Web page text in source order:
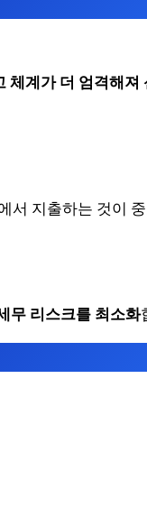
체계가 더 엄격해
서 지출하는 것이
무 리스크를 최소화